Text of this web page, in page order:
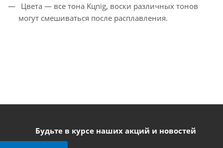
Цвета — все тона Kцnig, воски различных тонов
могут смешиваться после расплавления.
Будьте в курсе наших акций и новостей